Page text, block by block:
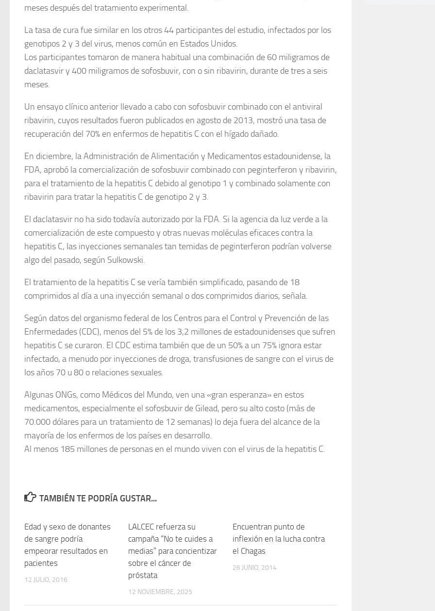
meses después del tratamiento experimental.
La tasa de cura fue similar en los otros 44 participantes del estudio, infectados por los
genotipos 2 y 3 del virus, menos común en Estados Unidos.
Los participantes tomaron de manera habitual una combinación de 60 miligramos de
daclatasvir y 400 miligramos de sofosbuvir, con o sin ribavirin, durante de tres a seis
meses.
Un ensayo clínico anterior llevado a cabo con sofosbuvir combinado con el antiviral
ribavirin, cuyos resultados fueron publicados en agosto de 2013, mostró una tasa de
recuperación del 70% en enfermos de hepatitis C con el hígado dañado.
En diciembre, la Administración de Alimentación y Medicamentos estadounidense, la
FDA, aprobó la comercialización de sofosbuvir combinado con peginterferon y ribavirin,
para el tratamiento de la hepatitis C debido al genotipo 1 y combinado solamente con
ribavirin para tratar la hepatitis C de genotipo 2 y 3.
El daclatasvir no ha sido todavía autorizado por la FDA. Si la agencia da luz verde a la
comercialización de este compuesto y otras nuevas moléculas eficaces contra la
hepatitis C, las inyecciones semanales tan temidas de peginterferon podrían volverse
algo del pasado, según Sulkowski.
El tratamiento de la hepatitis C se vería también simplificado, pasando de 18
comprimidos al día a una inyección semanal o dos comprimidos diarios, señala.
Según datos del organismo federal de los Centros para el Control y Prevención de las
Enfermedades (CDC), menos del 5% de los 3,2 millones de estadounidenses que sufren
hepatitis C se curaron. El CDC estima también que de un 50% a un 75% ignora estar
infectado, a menudo por inyecciones de droga, transfusiones de sangre con el virus de
los años 70 u 80 o relaciones sexuales.
Algunas ONGs, como Médicos del Mundo, ven una «gran esperanza» en estos
medicamentos, especialmente el sofosbuvir de Gilead, pero su alto costo (más de
70.000 dólares para un tratamiento de 12 semanas) lo deja fuera del alcance de la
mayoría de los enfermos de los países en desarrollo.
Al menos 185 millones de personas en el mundo viven con el virus de la hepatitis C.
TAMBIÉN TE PODRÍA GUSTAR...
Edad y sexo de donantes
de sangre podría
empeorar resultados en
pacientes
12 JULIO, 2016
LALCEC refuerza su
campaña “No te cuides a
medias” para concientizar
sobre el cáncer de
próstata
12 NOVIEMBRE, 2025
Encuentran punto de
inflexión en la lucha contra
el Chagas
26 JUNIO, 2014